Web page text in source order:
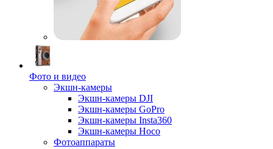
Фото и видео
Экшн-камеры
Экшн-камеры DJI
Экшн-камеры GoPro
Экшн-камеры Insta360
Экшн-камеры Hoco
Фотоаппараты